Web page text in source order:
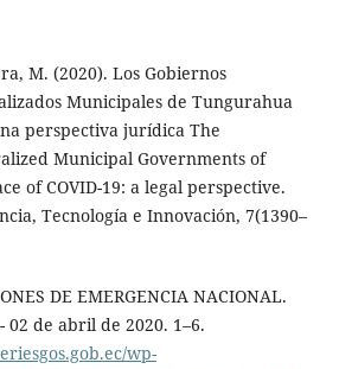
M. (2020). Los Gobiernos
Municipales de Tungurahua
perspectiva jurídica The
Municipal Governments of
of COVID-19: a legal perspective.
Tecnología e Innovación, 7(1390–
DE EMERGENCIA NACIONAL.
02 de abril de 2020. 1–6.
wp-